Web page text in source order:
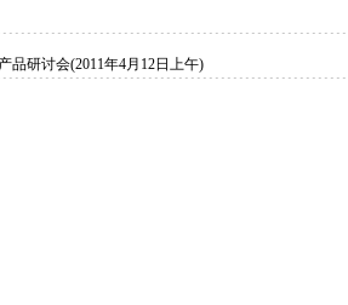
品研讨会(2011年4月12日上午)